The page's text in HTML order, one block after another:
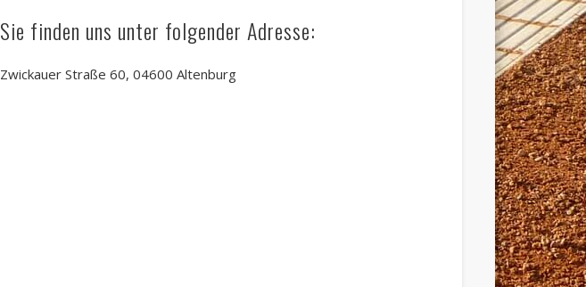
Sie finden uns unter folgender Adresse:
Zwickauer Straße 60, 04600 Altenburg